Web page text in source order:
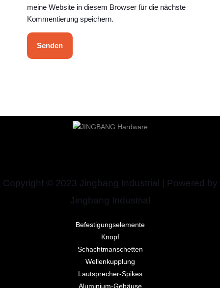
meine Website in diesem Browser für die nächste
Kommentierung speichern.
Copyright © 2023 Jingbang Industrial | Powered by
Jingbang Industrial
Befestigungselemente
Knopf
Schachtmanschetten
Wellenkupplung
Lautsprecher-Spikes
Aluminium-Gehäuse